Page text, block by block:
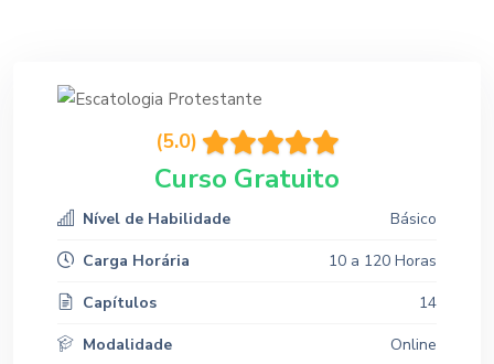
(5.0)
Curso Gratuito
Nível de Habilidade
Básico
Carga Horária
10 a 120 Horas
Capítulos
14
Modalidade
Online